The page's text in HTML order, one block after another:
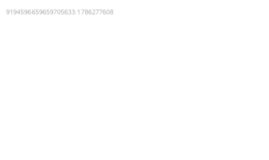
9194596659659705633:1786277608